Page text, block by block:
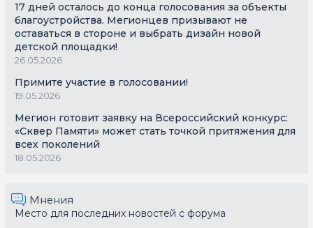
17 дней осталось до конца голосования за объекты
благоустройства. Мегионцев призывают не
оставаться в стороне и выбрать дизайн новой
детской площадки!
26.05.2026
Примите участие в голосовании!
19.05.2026
Мегион готовит заявку на Всероссийский конкурс:
«Сквер Памяти» может стать точкой притяжения для
всех поколений
18.05.2026
Мнения
Место для последних новостей с форума